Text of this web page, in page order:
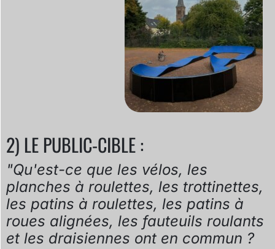
2) LE PUBLIC-CIBLE :
"Qu'est-ce que les vélos, les
planches à roulettes, les trottinettes,
les patins à roulettes, les patins à
roues alignées, les fauteuils roulants
et les draisiennes ont en commun ?